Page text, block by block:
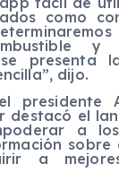
como
se presenta
dijo.
presidente
destacó el
a
sobre
a